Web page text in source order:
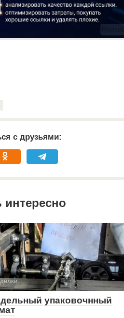
с друзьями:
упаковочнный